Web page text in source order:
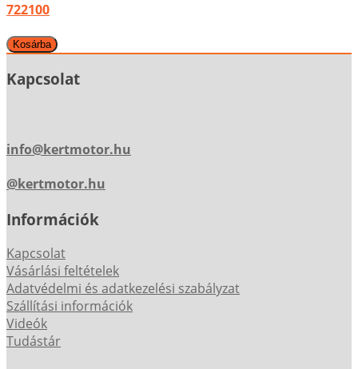
722100
Kapcsolat
info@kertmotor.hu
@kertmotor.hu
Információk
Kapcsolat
Vásárlási feltételek
Adatvédelmi és adatkezelési szabályzat
Szállítási információk
Videók
Tudástár